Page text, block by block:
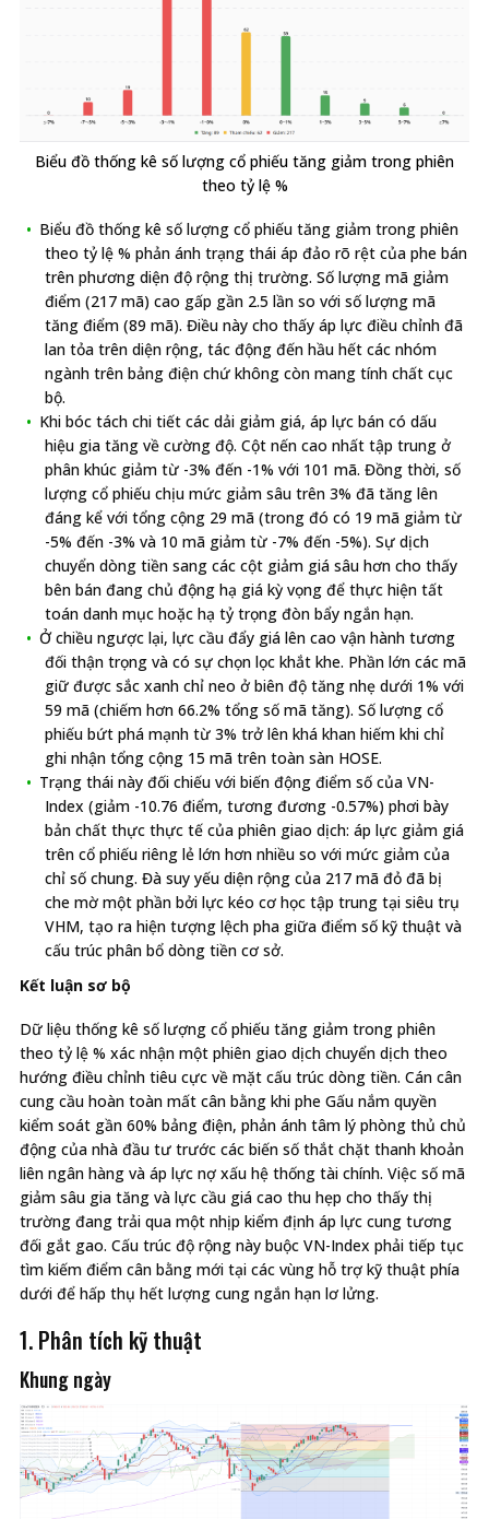
Biểu đồ thống kê số lượng cổ phiếu tăng giảm trong phiên
theo tỷ lệ %
Biểu đồ thống kê số lượng cổ phiếu tăng giảm trong phiên
theo tỷ lệ % phản ánh trạng thái áp đảo rõ rệt của phe bán
trên phương diện độ rộng thị trường. Số lượng mã giảm
điểm (217 mã) cao gấp gần 2.5 lần so với số lượng mã
tăng điểm (89 mã). Điều này cho thấy áp lực điều chỉnh đã
lan tỏa trên diện rộng, tác động đến hầu hết các nhóm
ngành trên bảng điện chứ không còn mang tính chất cục
bộ.
Khi bóc tách chi tiết các dải giảm giá, áp lực bán có dấu
hiệu gia tăng về cường độ. Cột nến cao nhất tập trung ở
phân khúc giảm từ -3% đến -1% với 101 mã. Đồng thời, số
lượng cổ phiếu chịu mức giảm sâu trên 3% đã tăng lên
đáng kể với tổng cộng 29 mã (trong đó có 19 mã giảm từ
-5% đến -3% và 10 mã giảm từ -7% đến -5%). Sự dịch
chuyển dòng tiền sang các cột giảm giá sâu hơn cho thấy
bên bán đang chủ động hạ giá kỳ vọng để thực hiện tất
toán danh mục hoặc hạ tỷ trọng đòn bẩy ngắn hạn.
Ở chiều ngược lại, lực cầu đẩy giá lên cao vận hành tương
đối thận trọng và có sự chọn lọc khắt khe. Phần lớn các mã
giữ được sắc xanh chỉ neo ở biên độ tăng nhẹ dưới 1% với
59 mã (chiếm hơn 66.2% tổng số mã tăng). Số lượng cổ
phiếu bứt phá mạnh từ 3% trở lên khá khan hiếm khi chỉ
ghi nhận tổng cộng 15 mã trên toàn sàn HOSE.
Trạng thái này đối chiếu với biến động điểm số của VN-
Index (giảm -10.76 điểm, tương đương -0.57%) phơi bày
bản chất thực thực tế của phiên giao dịch: áp lực giảm giá
trên cổ phiếu riêng lẻ lớn hơn nhiều so với mức giảm của
chỉ số chung. Đà suy yếu diện rộng của 217 mã đỏ đã bị
che mờ một phần bởi lực kéo cơ học tập trung tại siêu trụ
VHM, tạo ra hiện tượng lệch pha giữa điểm số kỹ thuật và
cấu trúc phân bổ dòng tiền cơ sở.
Kết luận sơ bộ
Dữ liệu thống kê số lượng cổ phiếu tăng giảm trong phiên
theo tỷ lệ % xác nhận một phiên giao dịch chuyển dịch theo
hướng điều chỉnh tiêu cực về mặt cấu trúc dòng tiền. Cán cân
cung cầu hoàn toàn mất cân bằng khi phe Gấu nắm quyền
kiểm soát gần 60% bảng điện, phản ánh tâm lý phòng thủ chủ
động của nhà đầu tư trước các biến số thắt chặt thanh khoản
liên ngân hàng và áp lực nợ xấu hệ thống tài chính. Việc số mã
giảm sâu gia tăng và lực cầu giá cao thu hẹp cho thấy thị
trường đang trải qua một nhịp kiểm định áp lực cung tương
đối gắt gao. Cấu trúc độ rộng này buộc VN-Index phải tiếp tục
tìm kiếm điểm cân bằng mới tại các vùng hỗ trợ kỹ thuật phía
dưới để hấp thụ hết lượng cung ngắn hạn lơ lửng.
1. Phân tích kỹ thuật
Khung ngày